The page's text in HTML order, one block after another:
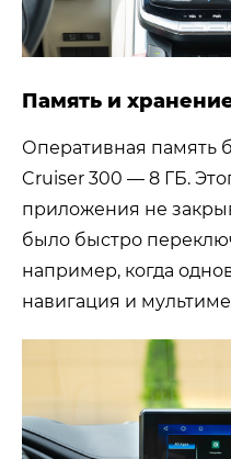
Память и
Оперативная память
Cruiser 300 — 8 ГБ.
приложения не
было быстро
например, когда
навигация и